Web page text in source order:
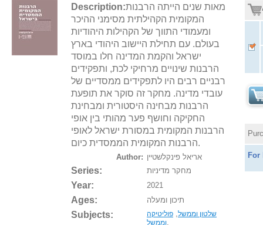
Description:מאות שנים הייתה הרבנות
המקומית הקהילתית מסימני ההיכר
ומעמודי התווך של הקהילות היהודיות
בעולם. עם תחילת היישוב היהודי בארץ
ישראל והקמת המדינה חלו במוסד
הרבנות שינויים מרחיקי לכת, ותפקידים
רבניים רבים היו לתפקידים ממסדיים של
עובדי מדינה. מחקר זה סוקר את תופעת
הרבנות מבחינה היסטורית ומבחינת
החקיקה וחושף פער מהותי בין אופי
הרבנות המקומית במסורת ישראל לאופי
הרבנות המקומית הממסדית כיום.
Author: אריאל פינקלשטיין
Series: מחקר מדיניות
Year: 2021
Ages: תיכון ומעלה
Subjects: שלטון וממשל, פוליטיקה
וממשל,
For